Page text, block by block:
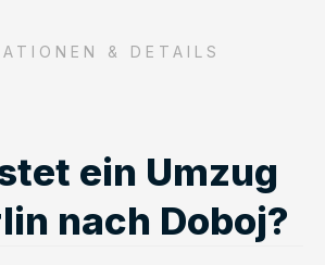
& DETAILS
ein Umzug
nach Doboj?